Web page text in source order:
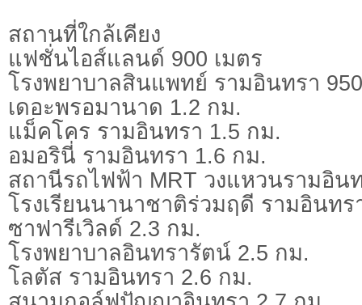
สถานที่ใกล้เคียง
แฟชั่นไอส์แลนด์ 900 เมตร
โรงพยาบาลสินแพทย์ รามอินทรา
เดอะพรอมานาด 1.2 กม.
แม็คโคร รามอินทรา 1.5 กม.
อมอรินี่ รามอินทรา 1.6 กม.
สถานีรถไฟฟ้า MRT วงแหวนรามอิน
โรงเรียนนานาชาติร่วมฤดี รามอินทร
ซาฟารีเวิลด์ 2.3 กม.
โรงพยาบาลอินทรารัตน์ 2.5 กม.
โลตัส รามอินทรา 2.6 กม.